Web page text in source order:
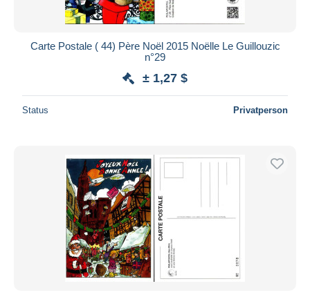
Carte Postale ( 44) Père Noël 2015 Noëlle Le Guillouzic
n°29
± 1,27 $
Status Privatperson